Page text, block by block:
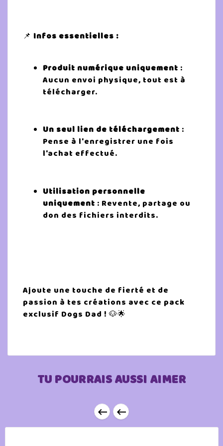
📌 Infos essentielles :
Produit numérique uniquement :
Aucun envoi physique, tout est à
télécharger.
Un seul lien de téléchargement :
Pense à l'enregistrer une fois
l'achat effectué.
Utilisation personnelle
uniquement : Revente, partage ou
don des fichiers interdits.
Ajoute une touche de fierté et de
passion à tes créations avec ce pack
exclusif Dogs Dad ! 🐶🌟
TU POURRAIS AUSSI AIMER
 